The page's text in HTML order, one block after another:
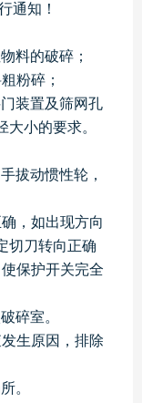
通知！
料的破碎；
粉碎；
装置及筛网孔
小的要求。
拔动惯性轮，
，如出现方向
切刀转向正确
保护开关完全
碎室。
生原因，排除
。